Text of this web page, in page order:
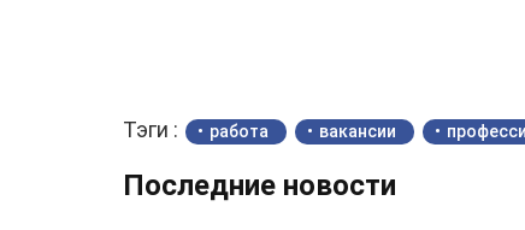
Тэги : работа вакансии
Последние новости